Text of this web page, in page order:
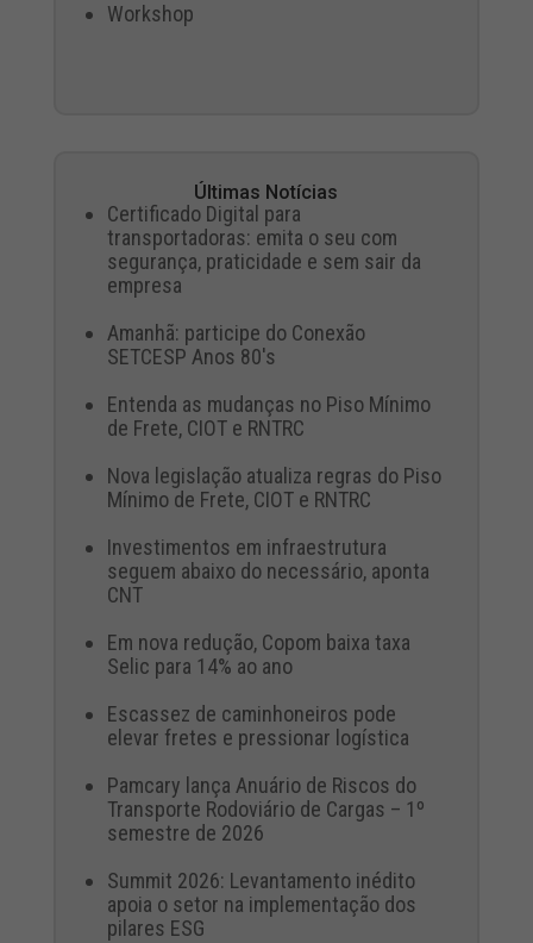
Workshop
Últimas Notícias
Certificado Digital para
transportadoras: emita o seu com
segurança, praticidade e sem sair da
empresa
Amanhã: participe do Conexão
SETCESP Anos 80's
Entenda as mudanças no Piso Mínimo
de Frete, CIOT e RNTRC
Nova legislação atualiza regras do Piso
Mínimo de Frete, CIOT e RNTRC
Investimentos em infraestrutura
seguem abaixo do necessário, aponta
CNT
Em nova redução, Copom baixa taxa
Selic para 14% ao ano
Escassez de caminhoneiros pode
elevar fretes e pressionar logística
Pamcary lança Anuário de Riscos do
Transporte Rodoviário de Cargas – 1º
semestre de 2026
Summit 2026: Levantamento inédito
apoia o setor na implementação dos
pilares ESG